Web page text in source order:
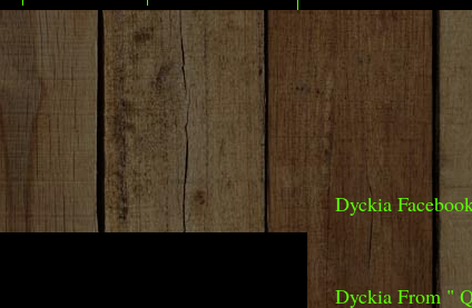
Dyckia
Dyckia From "